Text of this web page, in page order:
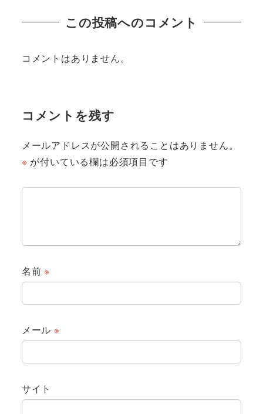
この投稿へのコメント
コメントはありません。
コメントを残す
メールアドレスが公開されることはありません。
※ が付いている欄は必須項目です
名前※
メール ※
サイト